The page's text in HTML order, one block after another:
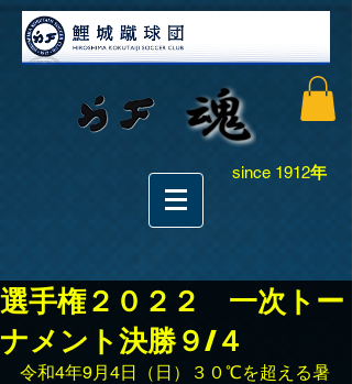
since 1912年
選手権２０２２ 一次トー
ナメント決勝９/４
令和4年9月4日（日）３０℃を超える暑